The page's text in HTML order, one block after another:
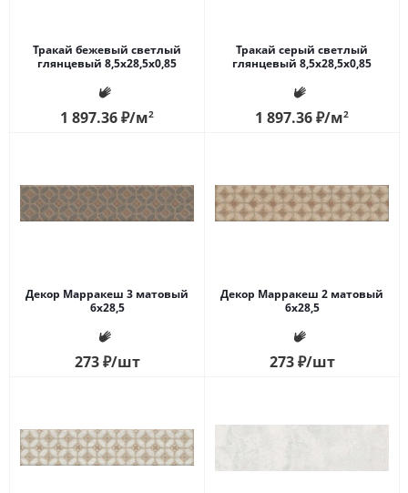
Тракай бежевый светлый
глянцевый 8,5x28,5x0,85
1 897.36₽/м2
Тракай серый светлый
глянцевый 8,5x28,5x0,85
1 897.36₽/м2
Декор Марракеш 3 матовый
6х28,5
273₽/шт
Декор Марракеш 2 матовый
6х28,5
273₽/шт